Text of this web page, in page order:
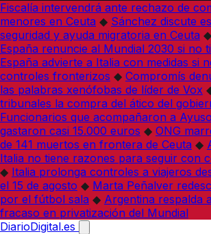
Fiscalía intervendrá ante rechazo de
menores en Ceuta ◆ Sánchez discute
seguridad y ayuda migratoria en Ceuta ◆
España renuncie al Mundial 2030 si no
España advierte a Italia con medidas si
controles fronterizos ◆ Compromís
las palabras xenófobas de líder de Vox
tribunales la compra del ático del
Funcionarios que acompañaron a
gastaron casi 15.000 euros ◆ ONG
de 141 muertos en frontera de Ceuta ◆
Italia no tiene razones para seguir con
◆ Italia prolonga controles a viajeros
el 15 de agosto ◆ Marta Peñalver
por el fútbol sala ◆ Argentina respalda
fracaso en privatización del Mundial
DiarioDigital.es